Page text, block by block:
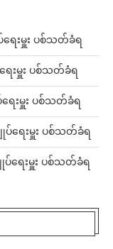
ေးမှူး ပစ်သတ်ခံရ
းမှူး ပစ်သတ်ခံရ
ေးမှူး ပစ်သတ်ခံရ
ရေးမှူး ပစ်သတ်ခံရ
ရေးမှူး ပစ်သတ်ခံရ